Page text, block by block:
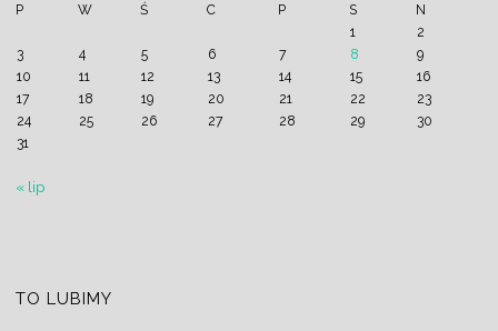
P
W Ś C P S
N
1
2
3
4 5 6 7 8
9
10
11 12 13 14 15
16
17
18 19 20 21 22
23
24
25 26 27 28 29
30
31
« lip
TO LUBIMY